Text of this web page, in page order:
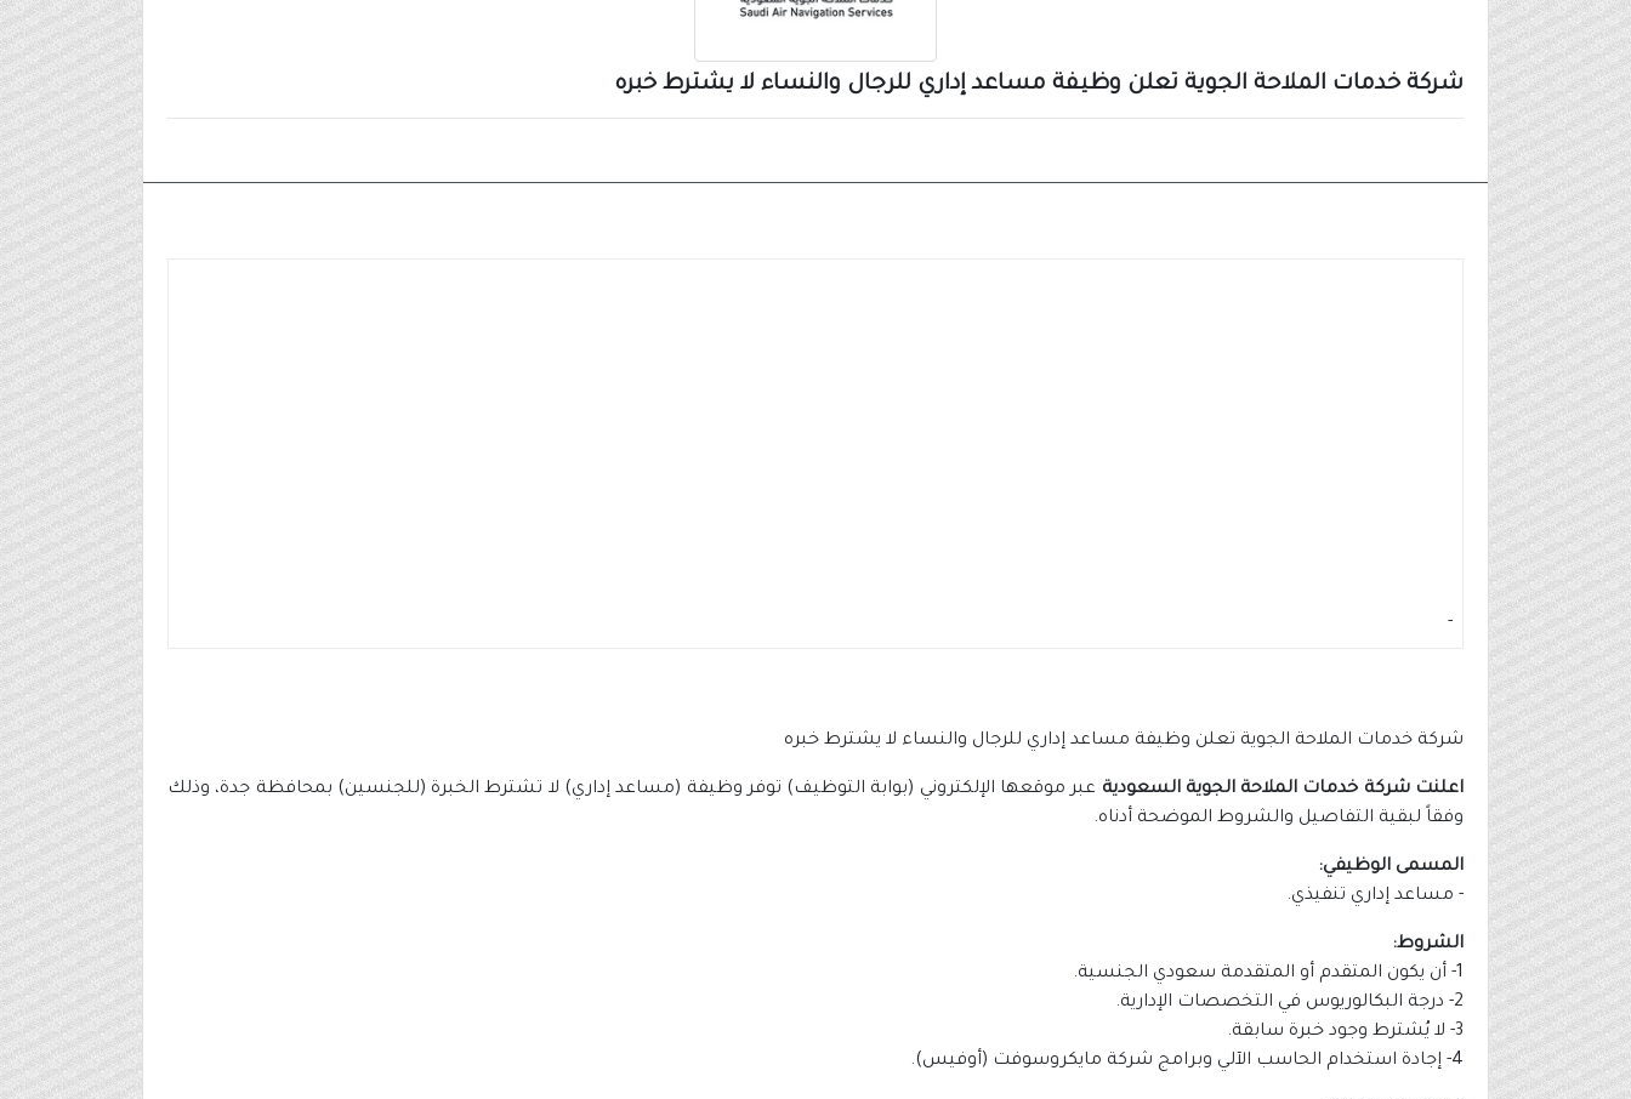
شركة خدمات الملاحة الجوية تعلن وظيفة مساعد إداري للرجال والنساء لا يشترط خبره
-
شركة خدمات الملاحة الجوية تعلن وظيفة مساعد إداري للرجال والنساء لا يشترط خبره
اعلنت شركة خدمات الملاحة الجوية السعودية عبر موقعها الإلكتروني (بوابة التوظيف) توفر وظيفة (مساعد إداري) لا تشترط الخبرة (للجنسين) بمحافظة جدة، وذلك
وفقاً لبقية التفاصيل والشروط الموضحة أدناه.
المسمى الوظيفي:
- مساعد إداري تنفيذي.
الشروط:
1- أن يكون المتقدم أو المتقدمة سعودي الجنسية.
2- درجة البكالوريوس في التخصصات الإدارية.
3- لا يُشترط وجود خبرة سابقة.
4- إجادة استخدام الحاسب الآلي وبرامج شركة مايكروسوفت (أوفيس).